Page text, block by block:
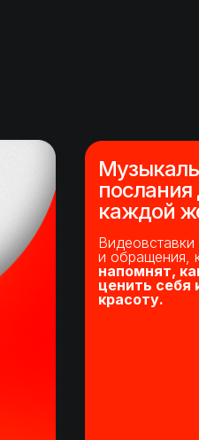
послания
каждой
Видеовставки
и обращения,
напомнят,
ценить себя
красоту.